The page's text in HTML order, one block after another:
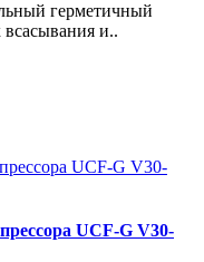
герметичный
всасывания и..
UCF-G V30-